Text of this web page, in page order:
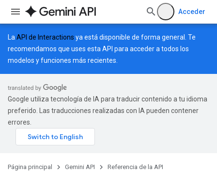
Acceder
La API de Interactions ya está disponible de forma general. Te
recomendamos que uses esta API para acceder a todos los
modelos y funciones más recientes.
Google utiliza tecnología de IA para traducir contenido a tu idioma
preferido. Las traducciones realizadas con IA pueden contener
errores.
Página principal Gemini API Referencia de la API